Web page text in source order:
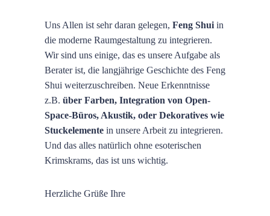
Uns Allen ist sehr daran gelegen, Feng Shui in
die moderne Raumgestaltung zu integrieren.
Wir sind uns einige, das es unsere Aufgabe als
Berater ist, die langjährige Geschichte des Feng
Shui weiterzuschreiben. Neue Erkenntnisse
z.B. über Farben, Integration von Open-
Space-Büros, Akustik, oder Dekoratives wie
Stuckelemente in unsere Arbeit zu integrieren.
Und das alles natürlich ohne esoterischen
Krimskrams, das ist uns wichtig.
Herzliche Grüße Ihre